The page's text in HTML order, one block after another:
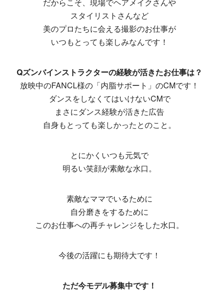
スタイリストさんなど
美のプロたちに会える撮影のお仕事が
いつもとっても楽しみなんです！
Qズンバインストラクターの経験が活きたお仕事は？
放映中のFANCL様の「内脂サポート」のCMです！
ダンスをしなくてはいけないCMで
まさにダンス経験が活きた広告
自身もとっても楽しかったとのこと。
とにかくいつも元気で
明るい笑顔が素敵な水口。
素敵なママでいるために
自分磨きをするために
このお仕事への再チャレンジをした水口。
今後の活躍にも期待大です！
ただ今モデル募集中です！